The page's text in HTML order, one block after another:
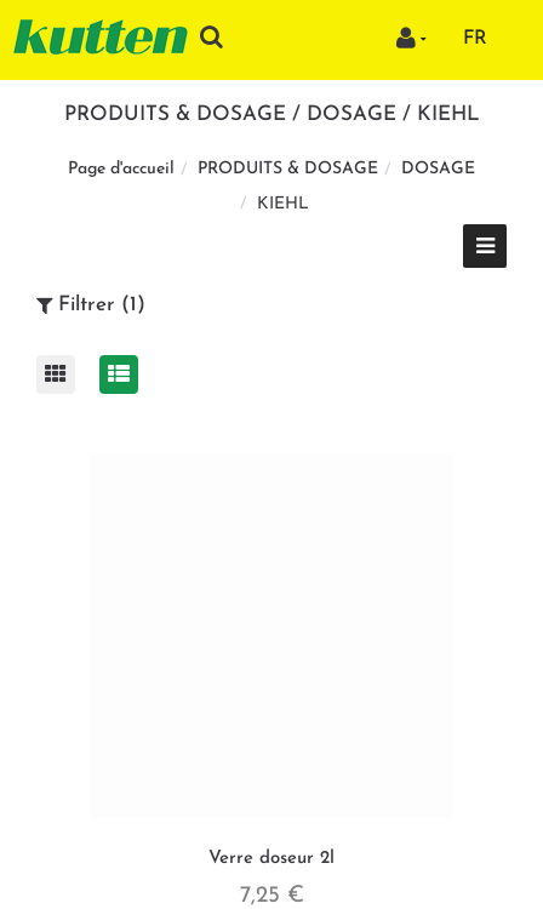
FR
PRODUITS & DOSAGE / DOSAGE / KIEHL
Page d'accueil PRODUITS & DOSAGE
DOSAGE
KIEHL
Filtrer (1)
Verre doseur 2l
7,25 €